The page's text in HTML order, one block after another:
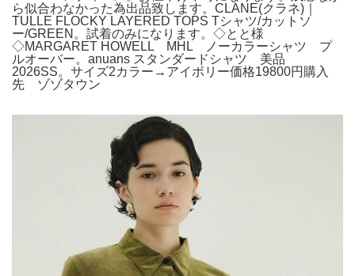
ら似合わなかった為出品致します。CLANE(クラネ)｜
TULLE FLOCKY LAYERED TOPS Tシャツ/カットソ
ー/GREEN。試着のみになります。◇とと様
◇MARGARET HOWELL MHL ノーカラーシャツ プ
ルオーバー。anuans スタンダードシャツ 美品
2026SS。サイズ2カラー→アイボリー価格19800円購入
先 ゾゾタウン